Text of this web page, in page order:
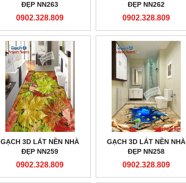
ĐẸP NN263
0902.328.809
ĐẸP NN262
0902.328.809
GẠCH 3D LÁT NỀN NHÀ
ĐẸP NN259
0902.328.809
GẠCH 3D LÁT NỀN NHÀ
ĐẸP NN258
0902.328.809